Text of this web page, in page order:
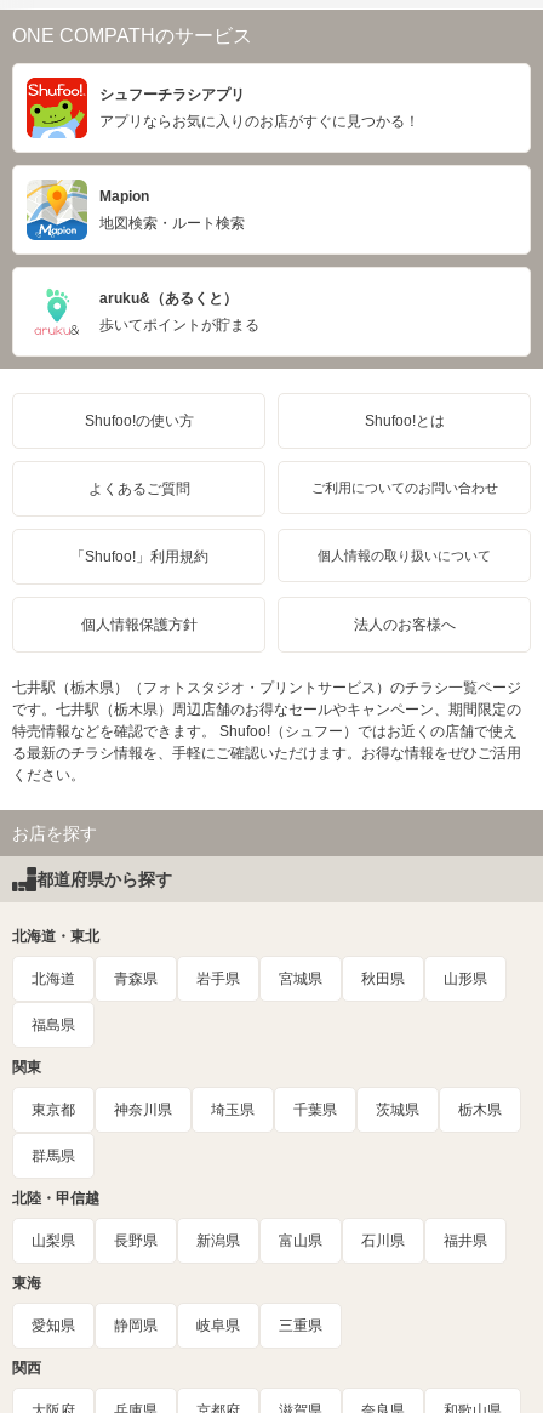
ONE COMPATHのサービス
シュフーチラシアプリ
アプリならお気に入りのお店がすぐに見つかる！
Mapion
地図検索・ルート検索
aruku&（あるくと）
歩いてポイントが貯まる
Shufoo!の使い方 Shufoo!とは
よくあるご質問 ご利用についてのお問い合わせ
「Shufoo!」利用規約 個人情報の取り扱いについて
個人情報保護方針 法人のお客様へ
七井駅（栃木県）（フォトスタジオ・プリントサービス）のチラシ一覧ページ
です。七井駅（栃木県）周辺店舗のお得なセールやキャンペーン、期間限定の
特売情報などを確認できます。 Shufoo!（シュフー）ではお近くの店舗で使え
る最新のチラシ情報を、手軽にご確認いただけます。お得な情報をぜひご活用
ください。
お店を探す
都道府県から探す
北海道・東北
北海道 青森県 岩手県 宮城県 秋田県 山形県
福島県
関東
東京都 神奈川県 埼玉県 千葉県 茨城県 栃木県
群馬県
北陸・甲信越
山梨県 長野県 新潟県 富山県 石川県 福井県
東海
愛知県 静岡県 岐阜県 三重県
関西